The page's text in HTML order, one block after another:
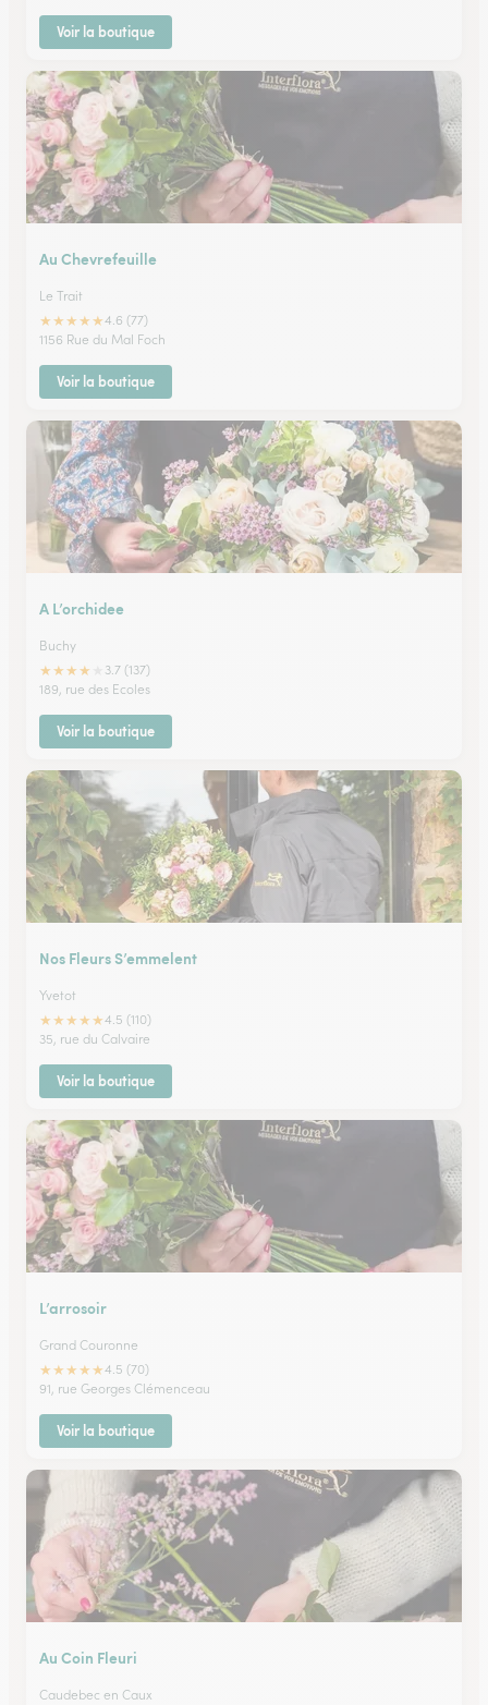
Voir la boutique
Au Chevrefeuille
Le Trait
★★★★★4.6 (77)
1156 Rue du Mal Foch
Voir la boutique
A L’orchidee
Buchy
★★★★
3.7 (137)
189, rue des Ecoles
Voir la boutique
Nos Fleurs S’emmelent
Yvetot
★★★★★4.5 (110)
35, rue du Calvaire
Voir la boutique
L’arrosoir
Grand Couronne
★★★★★4.5 (70)
91, rue Georges Clémenceau
Voir la boutique
Au Coin Fleuri
Caudebec en Caux